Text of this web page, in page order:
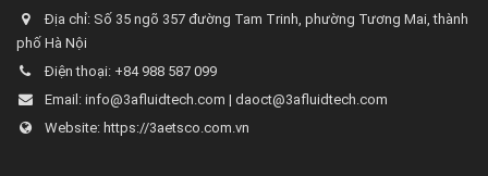
Địa chỉ: Số 35 ngõ 357 đường Tam Trinh, phường Tương Mai, thành
phố Hà Nội
Điện thoại: +84 988 587 099
Email: info@3afluidtech.com | daoct@3afluidtech.com
Website: https://3aetsco.com.vn